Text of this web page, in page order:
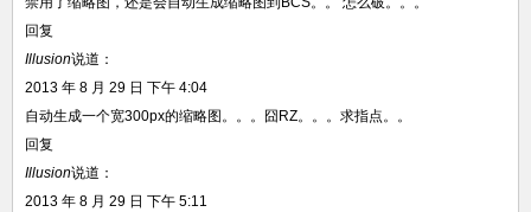
回复
Illusion说道：
2013 年 8 月 29 日 下午 4:04
自动生成一个宽300px的缩略图。。。囧RZ。。。求指点。。
回复
Illusion说道：
2013 年 8 月 29 日 下午 5:11